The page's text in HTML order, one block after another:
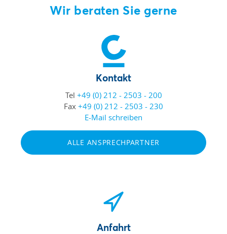
Wir beraten Sie gerne
Kontakt
Tel +49 (0) 212 - 2503 - 200
Fax +49 (0) 212 - 2503 - 230
E-Mail schreiben
ALLE ANSPRECHPARTNER
Anfahrt